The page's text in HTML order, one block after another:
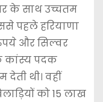
के साथ उच्चतम
पहले हरियाणा
और सिल्वर
कांस्य पदक
थी। वहीं
को 15 लाख